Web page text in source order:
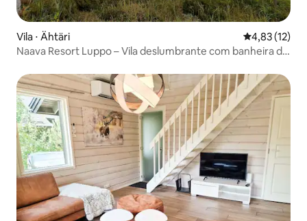
Vila ⋅ Ähtäri 4,83 de uma
4,83 (12)
Naava Resort Luppo – Vila deslumbrante com banheira de